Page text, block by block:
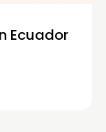
Ecuador